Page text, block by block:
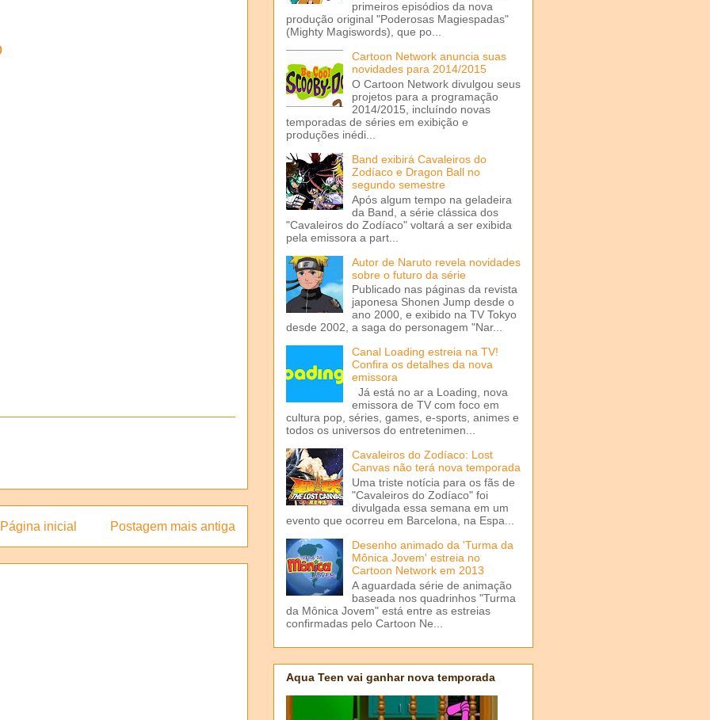
Postagem mais antiga
Página inicial
primeiros episódios da nova
produção original "Poderosas Magiespadas"
(Mighty Magiswords), que po...
Cartoon Network anuncia suas
novidades para 2014/2015
O Cartoon Network divulgou seus
projetos para a programação
2014/2015, incluíndo novas
temporadas de séries em exibição e
produções inédi...
Band exibirá Cavaleiros do
Zodíaco e Dragon Ball no
segundo semestre
Após algum tempo na geladeira
da Band, a série clássica dos
"Cavaleiros do Zodíaco" voltará a ser exibida
pela emissora a part...
Autor de Naruto revela novidades
sobre o futuro da série
Publicado nas páginas da revista
japonesa Shonen Jump desde o
ano 2000, e exibido na TV Tokyo
desde 2002, a saga do personagem "Nar...
Canal Loading estreia na TV!
Confira os detalhes da nova
emissora
Já está no ar a Loading, nova
emissora de TV com foco em
cultura pop, séries, games, e-sports, animes e
todos os universos do entretenimen...
Cavaleiros do Zodíaco: Lost
Canvas não terá nova temporada
Uma triste notícia para os fãs de
"Cavaleiros do Zodíaco" foi
divulgada essa semana em um
evento que ocorreu em Barcelona, na Espa...
Desenho animado da 'Turma da
Mônica Jovem' estreia no
Cartoon Network em 2013
A aguardada série de animação
baseada nos quadrinhos "Turma
da Mônica Jovem" está entre as estreias
confirmadas pelo Cartoon Ne...
Aqua Teen vai ganhar nova temporada